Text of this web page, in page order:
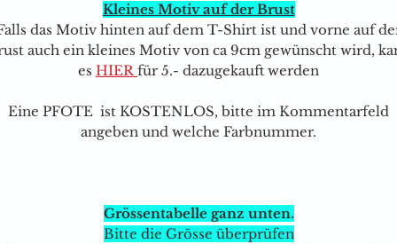
Kleines Motiv auf der Brust
das Motiv hinten auf dem T-Shirt ist und vorne auf
auch ein kleines Motiv von ca 9cm gewünscht wird,
es HIERfür 5.- dazugekauft werden
Eine PFOTE ist KOSTENLOS, bitte im Kommentarfeld
angeben und welche Farbnummer.
Grössentabelle ganz unten.
Bitte die Grösse überprüfen